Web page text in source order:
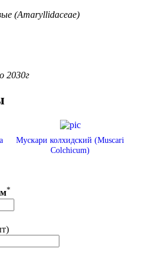
(Amaryllidaceae)
2030г
Мускари колхидский (Muscari
Colchicum)
*